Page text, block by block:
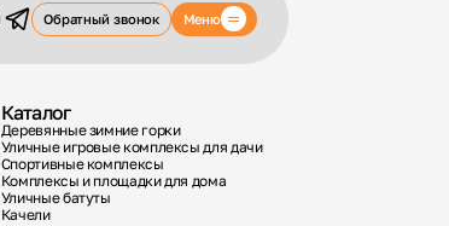
Обратный звонок Меню
Каталог
Деревянные зимние горки
Уличные игровые комплексы для дачи
Спортивные комплексы
Комплексы и площадки для дома
Уличные батуты
Качели